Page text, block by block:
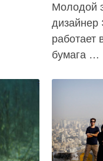
Молодой
дизайнер
работает
бумага …